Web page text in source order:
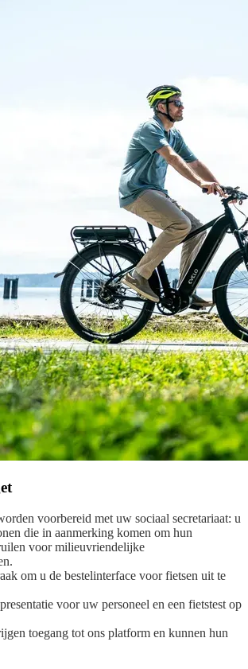
voorbereid met uw sociaal secretariaat: u
die in aanmerking komen om hun
voor milieuvriendelijke
om u de bestelinterface voor fietsen uit te
voor uw personeel en een fietstest op
toegang tot ons platform en kunnen hun